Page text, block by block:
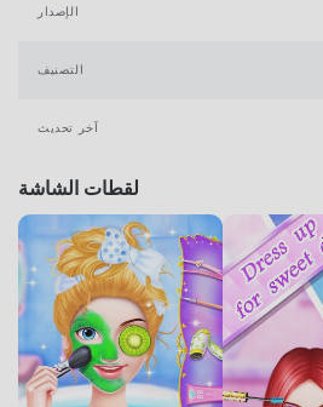
الإصدار
التصنيف
آخر تحديث
لقطات الشاشة